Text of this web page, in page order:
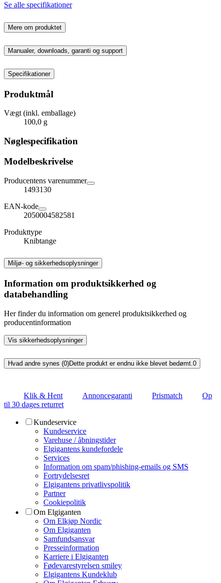
Se alle specifikationer
Mere om produktet
Manualer, downloads, garanti og support
Specifikationer
Produktmål
Vægt (inkl. emballage)
100,0 g
Nøglespecifikation
Modelbeskrivelse
Producentens varenummer
1493130
EAN-kode
2050004582581
Produkttype
Knibtange
Miljø- og sikkerhedsoplysninger
Information om produktsikkerhed og
databehandling
Her finder du information om generel produktsikkerhed og
producentinformation
Vis sikkerhedsoplysninger
Hvad andre synes (0)Dette produkt er endnu ikke blevet bedømt. 0
Klik & Hent Annoncegaranti Prismatch
Op
til 30 dages returret
Kundeservice
Kundeservice
Varehuse / åbningstider
Elgigantens kundefordele
Services
Information om spam/phishing-emails og SMS
Fortrydelsesret
Elgigantens privatlivspolitik
Partner
Cookiepolitik
Om Elgiganten
Om Elkjøp Nordic
Om Elgiganten
Samfundsansvar
Presseinformation
Karriere i Elgiganten
Fødevarestyrelsen smiley
Elgigantens Kundeklub